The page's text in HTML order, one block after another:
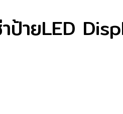
ป้ายLED